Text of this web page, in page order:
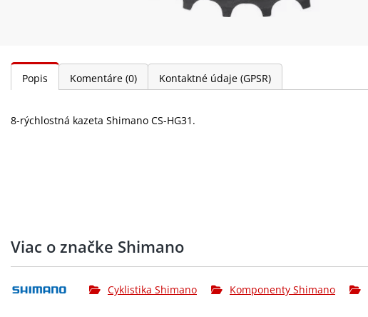
Popis Komentáre (0) Kontaktné údaje (GPSR)
8-rýchlostná kazeta Shimano CS-HG31.
Viac o značke Shimano
Cyklistika Shimano Komponenty Shimano